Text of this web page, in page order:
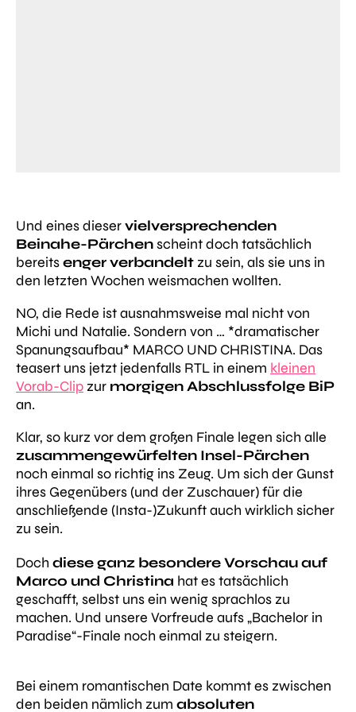
Und eines dieservielversprechenden
Beinahe-Pärchenscheint doch tatsächlich
bereitsenger verbandelt zu sein, als sie uns in
den letzten Wochen weismachen wollten.
NO, die Rede ist ausnahmsweise mal nichtvon
Michi und Natalie. Sondern von … *dramatischer
Spanungsaufbau* MARCO UND CHRISTINA. Das
teasert uns jetzt jedenfalls RTL in einem kleinen
Vorab-Clip zur morgigen Abschlussfolge BiP
an.
Klar, so kurz vor dem großen Finale legen sich alle
zusammengewürfelten Insel-Pärchen
noch einmal so richtig ins Zeug. Um sich der Gunst
ihres Gegenübers (und der Zuschauer) für die
anschließende (Insta-)Zukunft auch wirklich sicher
zu sein.
Doch diese ganz besondere Vorschau auf
Marco und Christina hat es tatsächlich
geschafft, selbst uns ein wenig sprachlos zu
machen. Und unsere Vorfreude aufs „Bachelor in
Paradise“-Finale noch einmal zu steigern.
Bei einem romantischen Date kommt es zwischen
den beiden nämlich zum absoluten